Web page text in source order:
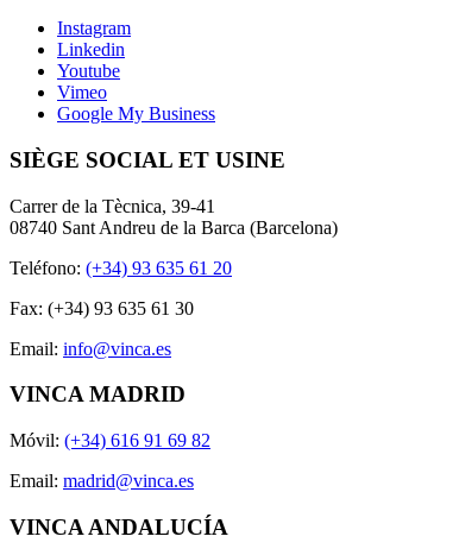
Instagram
Linkedin
Youtube
Vimeo
Google My Business
SIÈGE SOCIAL ET USINE
Carrer de la Tècnica, 39-41
08740 Sant Andreu de la Barca (Barcelona)
Teléfono: (+34) 93 635 61 20
Fax: (+34) 93 635 61 30
Email: info@vinca.es
VINCA MADRID
Móvil: (+34) 616 91 69 82
Email: madrid@vinca.es
VINCA ANDALUCÍA